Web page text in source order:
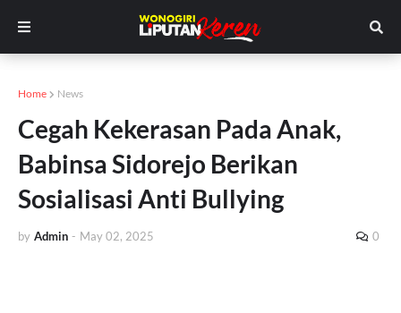
Home News
Cegah Kekerasan Pada Anak,
Babinsa Sidorejo Berikan
Sosialisasi Anti Bullying
by Admin - May 02, 2025 0